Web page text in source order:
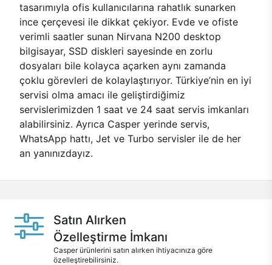
tasarımıyla ofis kullanıcılarına rahatlık sunarken
ince çerçevesi ile dikkat çekiyor. Evde ve ofiste
verimli saatler sunan Nirvana N200 desktop
bilgisayar, SSD diskleri sayesinde en zorlu
dosyaları bile kolayca açarken aynı zamanda
çoklu görevleri de kolaylaştırıyor. Türkiye’nin en iyi
servisi olma amacı ile geliştirdiğimiz
servislerimizden 1 saat ve 24 saat servis imkanları
alabilirsiniz. Ayrıca Casper yerinde servis,
WhatsApp hattı, Jet ve Turbo servisler ile de her
an yanınızdayız.
Satın Alırken
Özelleştirme İmkanı
Casper ürünlerini satın alırken ihtiyacınıza göre
özelleştirebilirsiniz.